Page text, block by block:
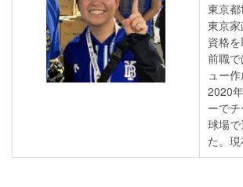
東京都
東京
資格を
前職
ュー作
2020
ーで
球場
た。